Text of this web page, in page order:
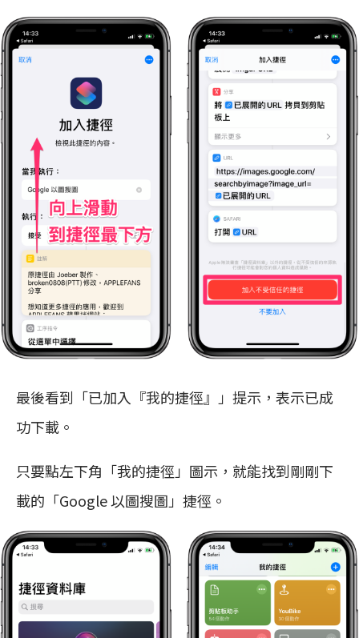
最後看到「已加入『我的捷徑』」提示，表示已成
功下載。
只要點左下角「我的捷徑」圖示，就能找到剛剛下
載的「Google 以圖搜圖」捷徑。